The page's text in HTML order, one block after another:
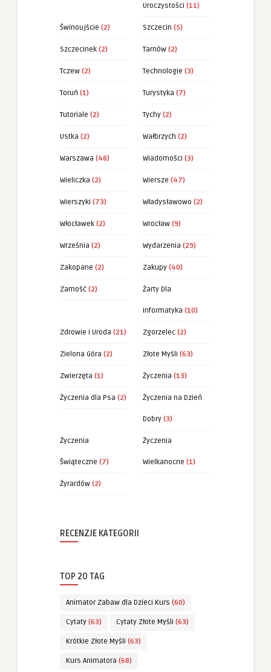
Uroczystości (11)
Świnoujście (2) Szczecin (5)
Szczecinek (2) Tarnów (2)
Tczew (2) Technologie (3)
Toruń (1) Turystyka (7)
Tutoriale (2) Tychy (2)
Ustka (2) Wałbrzych (2)
Warszawa (48) Wiadomości (3)
Wieliczka (2) Wiersze (47)
Wierszyki (73) Władysławowo (2)
Włocławek (2) Wrocław (9)
Września (2) Wydarzenia (29)
Zakopane (2) Zakupy (40)
Zamość (2) Żarty Dla
Informatyka (10)
Zdrowie i Uroda (21) Zgorzelec (2)
Zielona Góra (2) Złote Myśli (63)
Zwierzęta (1) Życzenia (13)
Życzenia dla Psa (2) Życzenia na Dzień
Dobry (3)
Życzenia
Świąteczne (7)
Życzenia
Wielkanocne (1)
Żyrardów (2)
RECENZJE KATEGORII
TOP 20 TAG
Animator Zabaw dla Dzieci Kurs (60)
Cytaty (63) Cytaty Złote Myśli (63)
Krótkie Złote Myśli (63)
Kurs Animatora (68)